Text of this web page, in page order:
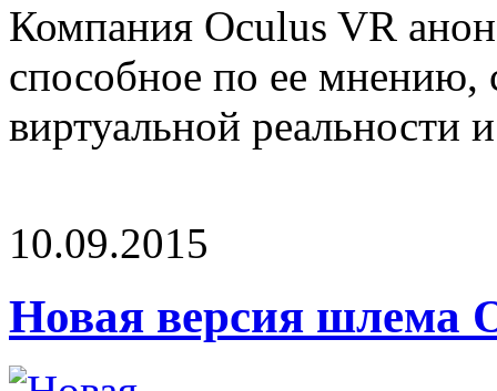
Компания Oculus VR
способное по ее мнению,
виртуальной реальности
10.09.2015
Новая версия шлема